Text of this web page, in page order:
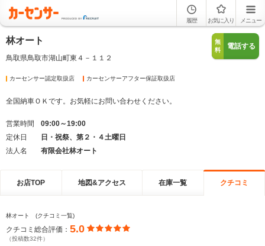
履歴 お気に入り メニュー
林オート
鳥取県鳥取市湖山町東４－１１２
無
料
電話する
カーセンサー認定取扱店 カーセンサーアフター保証取扱店
全国納車ＯＫです。お気軽にお問い合わせください。
営業時間
09:00～19:00
定休日
日・祝祭、第２・４土曜日
法人名
有限会社林オート
お店TOP 地図&アクセス 在庫一覧 クチコミ
林オート (クチコミ一覧)
クチコミ総合評価： 5.0
（投稿数32件）